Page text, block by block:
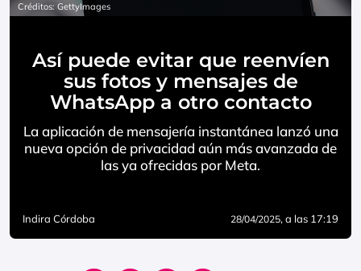
Créditos: GettyImages
Así puede evitar que reenvíen
sus fotos y mensajes de
WhatsApp a otro contacto
La aplicación de mensajería instantánea lanzó una
nueva opción de privacidad aún más avanzada de
las ya ofrecidas por Meta.
Indira Córdoba 28/04/2025, a las 17:19